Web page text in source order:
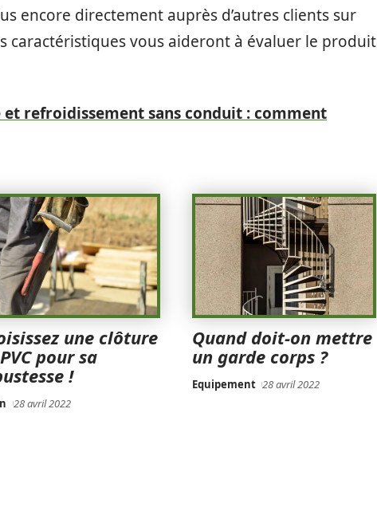
encore directement auprès d’autres clients sur
caractéristiques vous aideront à évaluer le produit
et refroidissement sans conduit : comment
une clôture
pour sa
!
28 avril 2022
Quand doit-on mettre
un garde corps ?
Equipement 28 avril 2022